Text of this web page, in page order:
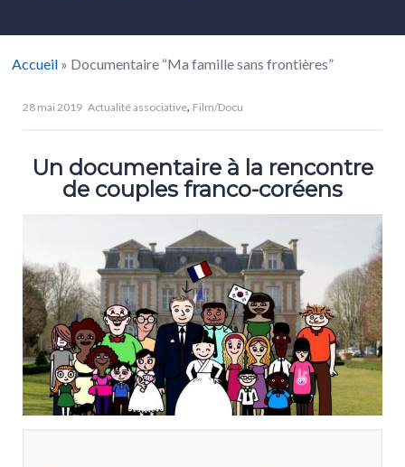
Accueil » Documentaire “Ma famille sans frontières”
28 mai 2019 Actualité associative, Film/Docu
Un documentaire à la rencontre
de couples franco-coréens